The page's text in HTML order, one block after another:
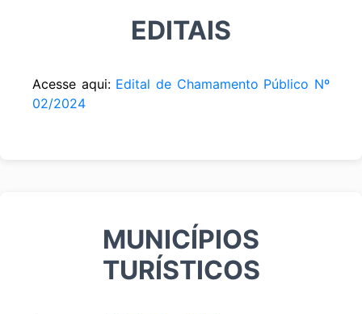
EDITAIS
Acesse aqui: Edital de Chamamento Público Nº
02/2024
MUNICÍPIOS
TURÍSTICOS